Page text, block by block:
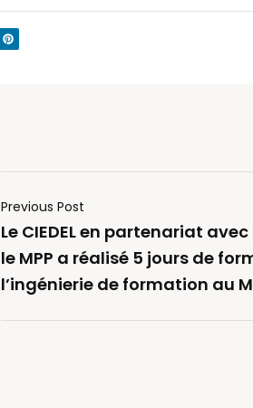
Previous Post
Le CIEDEL en partenariat avec
le MPP a réalisé 5 jours de
l’ingénierie de formation au